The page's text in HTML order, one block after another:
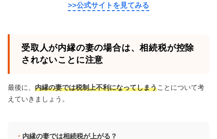
>>公式サイトを見てみる
受取人が内縁の妻の場合は、相続税が控除
されないことに注意
最後に、 内縁の妻では税制上不利になってしまうことについて考
えていきましょう。
内縁の妻では相続税が上がる？